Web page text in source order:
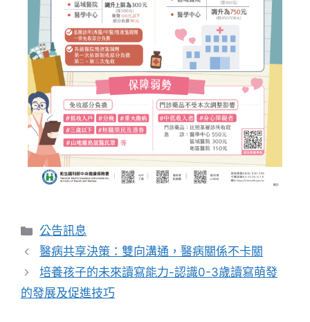
公告訊息
醫病共享決策：雙向溝通，醫病關係不卡關
培養孩子的未來讀寫能力-認識0-3歲讀寫萌發
的發展及促進技巧